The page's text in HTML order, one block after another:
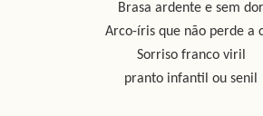
Brasa ardente e sem dor
Arco-íris que não perde a
Sorriso franco viril
pranto infantil ou senil